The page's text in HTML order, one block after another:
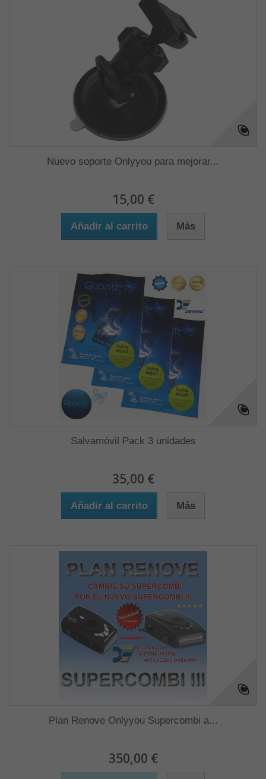
Nuevo soporte Onlyyou para mejorar...
15,00 €
Añadir al carrito Más
Salvamóvil Pack 3 unidades
35,00 €
Añadir al carrito Más
Plan Renove Onlyyou Supercombi a...
350,00 €